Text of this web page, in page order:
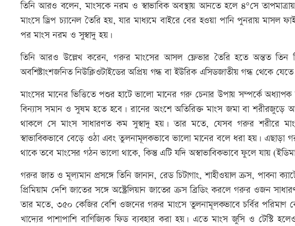
তিনি আরও বলেন, মাংসকে নরম ও স্বাভাবিক অবস্থায় আনতে হলে ৪°সে
মাংসে ড্রিপ চ্যানেল তৈরি হয়, যার মাধ্যমে বাইরে বের হওয়া পানি পুনরায় মাসল
পর মাংস নরম ও সুস্বাদু হয়।
তিনি আরও উল্লেখ করেন, গরুর মাংসের আসল ফ্লেভার তৈরি হতে অন্তত তিন
অবশিষ্টাংশজনিত নিউক্লিওটাইডের অপ্রিয় গন্ধ বা ইউরিক এসিডজাতীয় গন্ধ থেকে
মাংসের মানের ভিত্তিতে পশুর হাটে ভালো মানের গরু চেনার উপায় সম্পর্কে
বিন্যাস সমান ও সুষম হতে হবে। রানের অংশে অতিরিক্ত মাংস জমা বা শরীরজুড়ে
থাকলে সে মাংস সাধারণত কম সুস্বাদু হয়। তার মতে, যেসব গরুর শরীরে
স্বাভাবিকভাবে বেড়ে ওঠা এবং তুলনামূলকভাবে ভালো মানের বলে ধরা হয়। এছাড়া
থাকে তবে মাংসের গঠন ভালো থাকে, কিন্তু এটি যদি অস্বাভাবিকভাবে ফুলে যায়
গরুর জাত ও মূল্যমান প্রসঙ্গে তিনি জানান, রেড চিটাগাং, শাহীওয়াল ক্রস, পাবনা
প্রিমিয়াম দেশি জাতের সঙ্গে অস্ট্রেলিয়ান জাতের ক্রস ব্রিডিং করলে গরুর ওজন
তার মতে, ৩৫০ কেজির বেশি ওজনের গরুর মাংসে তুলনামূলকভাবে চর্বির পরিমাণ
খাদ্যের পাশাপাশি বাণিজ্যিক ফিড ব্যবহার করা হয়। এতে মাংস জুসি ও টেস্টি